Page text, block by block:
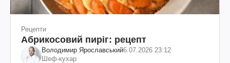
Рецепти
Абрикосовий пиріг: рецепт
Володимир Ярославський6.07.2026 23:12
Шеф-кухар